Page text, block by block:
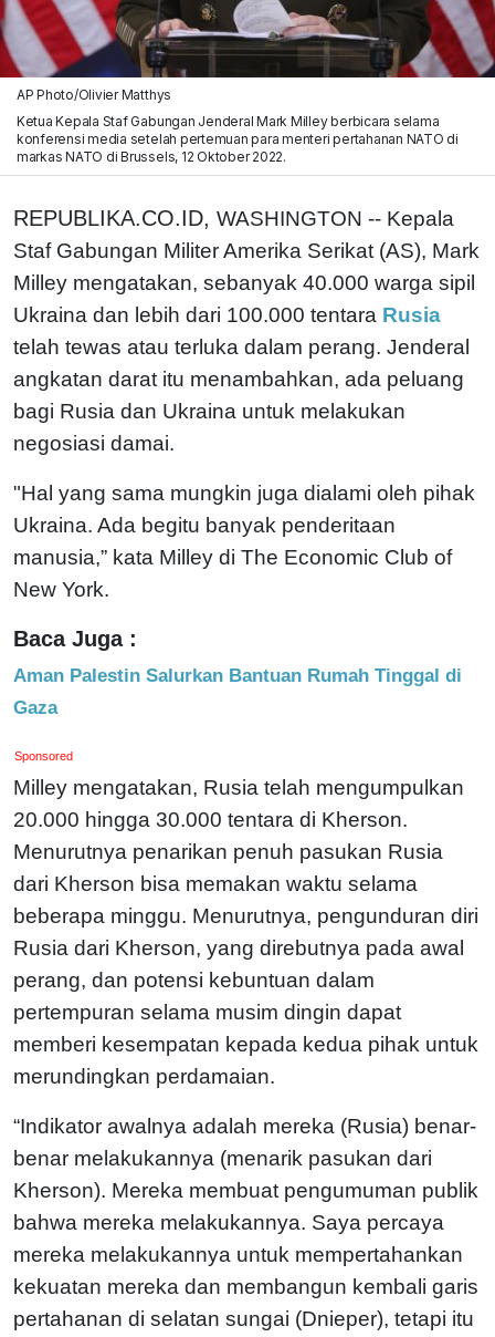
AP Photo/Olivier Matthys
Ketua Kepala Staf Gabungan Jenderal Mark Milley berbicara selama
konferensi media setelah pertemuan para menteri pertahanan NATO di
markas NATO di Brussels, 12 Oktober 2022.
REPUBLIKA.CO.ID, WASHINGTON -- Kepala
Staf Gabungan Militer Amerika Serikat (AS), Mark
Milley mengatakan, sebanyak 40.000 warga sipil
Ukraina dan lebih dari 100.000 tentara Rusia
telah tewas atau terluka dalam perang. Jenderal
angkatan darat itu menambahkan, ada peluang
bagi Rusia dan Ukraina untuk melakukan
negosiasi damai.
"Hal yang sama mungkin juga dialami oleh pihak
Ukraina. Ada begitu banyak penderitaan
manusia,” kata Milley di The Economic Club of
New York.
Baca Juga :
Aman Palestin Salurkan Bantuan Rumah Tinggal di
Gaza
Sponsored
Milley mengatakan, Rusia telah mengumpulkan
20.000 hingga 30.000 tentara di Kherson.
Menurutnya penarikan penuh pasukan Rusia
dari Kherson bisa memakan waktu selama
beberapa minggu. Menurutnya, pengunduran diri
Rusia dari Kherson, yang direbutnya pada awal
perang, dan potensi kebuntuan dalam
pertempuran selama musim dingin dapat
memberi kesempatan kepada kedua pihak untuk
merundingkan perdamaian.
“Indikator awalnya adalah mereka (Rusia) benar-
benar melakukannya (menarik pasukan dari
Kherson). Mereka membuat pengumuman publik
bahwa mereka melakukannya. Saya percaya
mereka melakukannya untuk mempertahankan
kekuatan mereka dan membangun kembali garis
pertahanan di selatan sungai (Dnieper), tetapi itu